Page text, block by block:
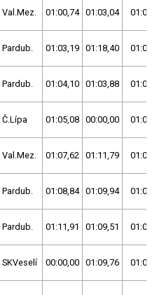
Val.Mez. 01:00,74 01:03,04
Pardub. 01:03,19 01:18,40
Pardub. 01:04,10 01:03,88
Č.Lípa 01:05,08 00:00,00
Val.Mez. 01:07,62 01:11,79
Pardub. 01:08,84 01:09,94
Pardub. 01:11,91 01:09,51
SKVeselí 00:00,00 01:09,76